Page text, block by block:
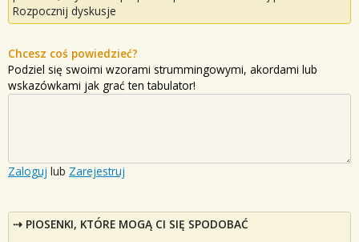
Rozpocznij dyskusje
Chcesz coś powiedzieć?
Podziel się swoimi wzorami strummingowymi, akordami lub
wskazówkami jak grać ten tabulator!
Zaloguj lub Zarejestruj
PIOSENKI, KTÓRE MOGĄ CI SIĘ SPODOBAĆ